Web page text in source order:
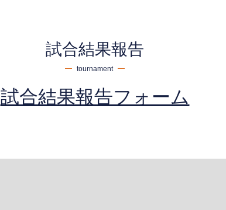
試合結果報告
tournament
試合結果報告フォーム